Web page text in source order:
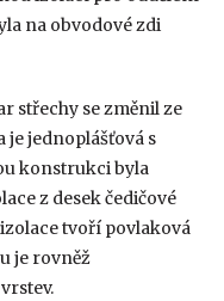
na obvodové zdi
střechy se změnil ze
je jednoplášťová s
konstrukci byla
z desek čedičové
tvoří povlaková
je rovněž